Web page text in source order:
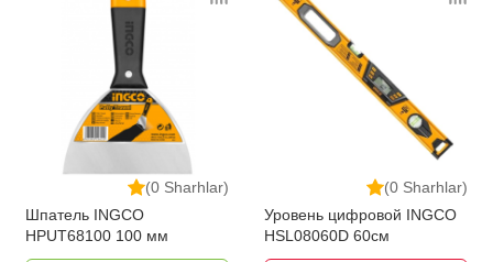
(0 Sharhlar)
Шпатель INGCO
HPUT68100 100 мм
(0 Sharhlar)
Уровень цифровой INGCO
HSL08060D 60см